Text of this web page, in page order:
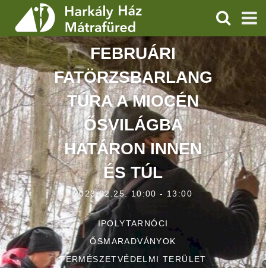
SZOLGÁLTATÁSOK
PROGRAMOK
HÍREK
RÓLUNK
ÁRAK, NYITVATARTÁS
KERESÉS
FEBRUÁRI
FATÖRZSBARLANG
TÚRA A MIOCÉN
ŐSVILÁGBA
HATÁRON INNEN
ÉS TÚL
2023.02.25. 10:00 - 13:00
IPOLYTARNÓCI
ŐSMARADVÁNYOK
TERMÉSZETVÉDELMI TERÜLET